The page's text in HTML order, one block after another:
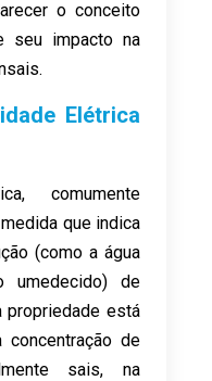
o conceito
seu impacto na
Elétrica
comumente
que indica
(como a água
de
propriedade está
concentração de
sais, na